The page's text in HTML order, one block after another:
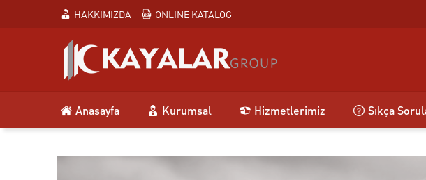
HAKKIMIZDA ONLINE KATALOG
Anasayfa Kurumsal Hizmetlerimiz Sıkça